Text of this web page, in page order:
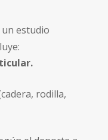
estudio
rodilla,